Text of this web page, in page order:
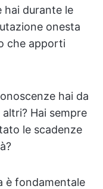
hai durante le
onesta
che apporti
hai da
Hai sempre
le scadenze
è fondamentale